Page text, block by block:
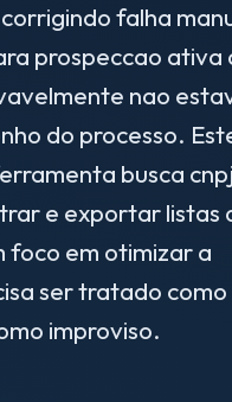
falha
prospeccao ativa
nao
do processo.
busca
e exportar listas
foco em otimizar a
ser tratado como
improviso.